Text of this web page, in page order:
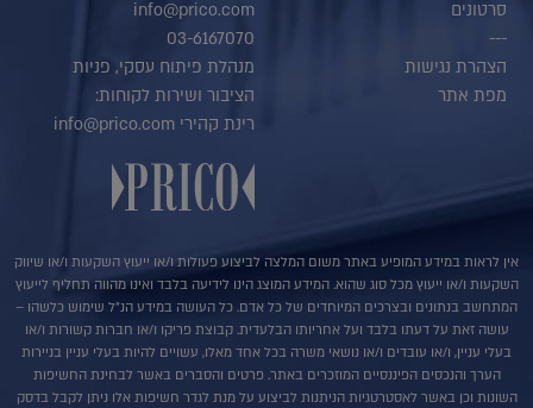
סרטונים
---
הצהרת נגישות
מפת אתר
info@prico.com
03-6167070
מנהלת פיתוח עסקי, פניות
הציבור ושירות לקוחות:
רינת קהירי info@prico.com
אין לראות במידע המופיע באתר משום המלצה לביצוע פעולות ו/או ייעוץ השקעות ו/או שיווק
השקעות ו/או ייעוץ מכל סוג שהוא. המידע המוצג הינו לידיעה בלבד ואינו מהווה תחליף לייעוץ
המתחשב בנתונים ובצרכים המיוחדים של כל אדם. כל העושה במידע הנ"ל שימוש כלשהו –
עושה זאת על דעתו בלבד ועל אחריותו הבלעדית. קבוצת פריקו ו/או חברות קשורות ו/או
בעלי עניין, ו/או עובדים ו/או נושאי משרה בכל אחד מאלו, עשויים להיות בעלי עניין בניירות
הערך והנכסים הפיננסיים המוזכרים באתר. פרטים והסברים באשר לבחינת החשיפות
השונות וכן באשר לאסטרטגיות הניתנות לביצוע על מנת לגדר חשיפות אלו ניתן לקבל בדסק